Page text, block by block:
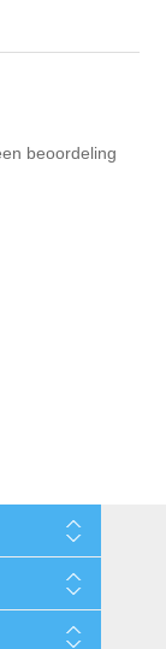
beoordeling